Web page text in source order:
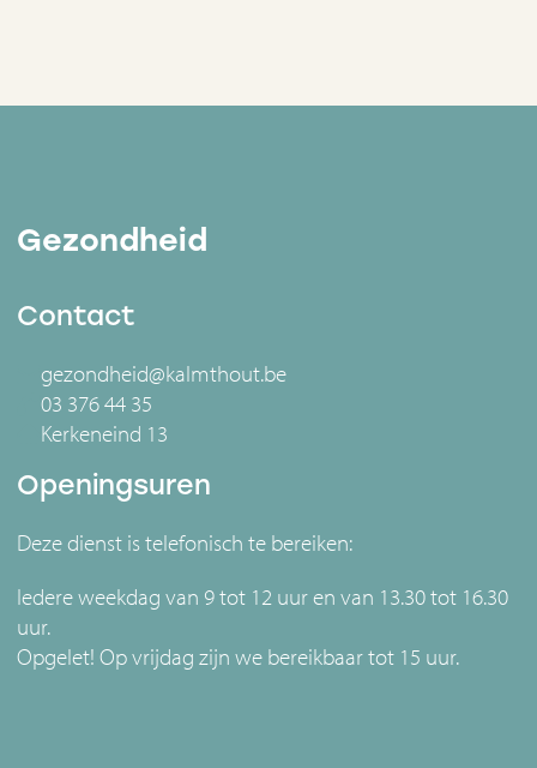
Gezondheid
Contact
gezondheid@kalmthout.be
03 376 44 35
Kerkeneind 13
Openingsuren
Deze dienst is telefonisch te bereiken:
Iedere weekdag van 9 tot 12 uur en van 13.30 tot 16.30
uur.
Opgelet! Op vrijdag zijn we bereikbaar tot 15 uur.